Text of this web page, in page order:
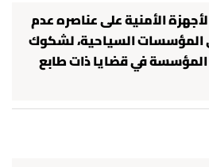
الأمنية على عناصره عدم
المؤسسات السياحية، لشكوك
في قضايا ذات طابع